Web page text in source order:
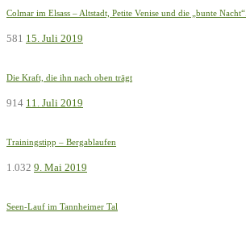
Colmar im Elsass – Altstadt, Petite Venise und die „bunte Nacht“.
581 15. Juli 2019
Die Kraft, die ihn nach oben trägt
914 11. Juli 2019
Trainingstipp – Bergablaufen
1.032 9. Mai 2019
Seen-Lauf im Tannheimer Tal